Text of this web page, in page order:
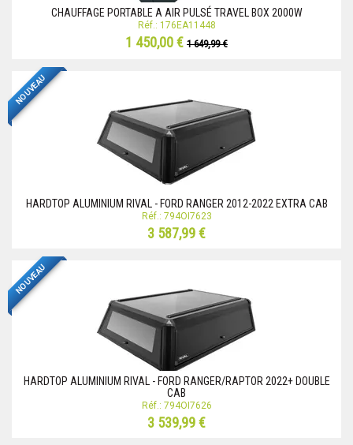
CHAUFFAGE PORTABLE A AIR PULSÉ TRAVEL BOX 2000W
Réf.: 176EA11448
1 450,00 € 1 649,99 €
NOUVEAU
HARDTOP ALUMINIUM RIVAL - FORD RANGER 2012-2022 EXTRA CAB
Réf.: 794OI7623
3 587,99 €
NOUVEAU
HARDTOP ALUMINIUM RIVAL - FORD RANGER/RAPTOR 2022+ DOUBLE
CAB
Réf.: 794OI7626
3 539,99 €